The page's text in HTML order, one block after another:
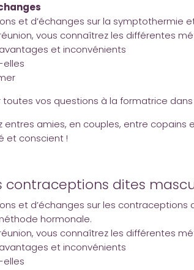
et d’échanges sur la
vous connaîtrez les différentes
et inconvénients
elles
toutes vos questions à la formatrice
entres amies, en couples, entre copains
et conscient !
contraceptions dites
et d’échanges sur les
hormonale.
vous connaîtrez les différentes
et inconvénients
elles